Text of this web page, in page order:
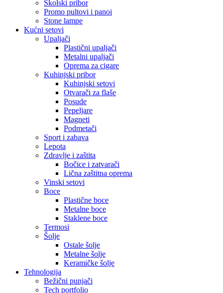
Školski pribor
Promo pultovi i panoi
Stone lampe
Kućni setovi
Upaljači
Plastični upaljači
Metalni upaljači
Oprema za cigare
Kuhinjski pribor
Kuhinjski setovi
Otvarači za flaše
Posude
Pepeljare
Magneti
Podmetači
Sport i zabava
Lepota
Zdravlje i zaštita
Bočice i zatvarači
Lična zaštitna oprema
Vinski setovi
Boce
Plastične boce
Metalne boce
Staklene boce
Termosi
Šolje
Ostale šolje
Metalne šolje
Keramičke šolje
Tehnologija
Bežični punjači
Tech portfolio